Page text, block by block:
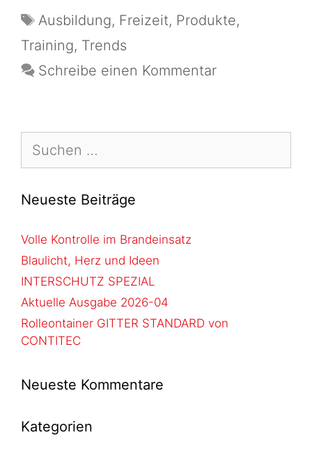
Ausbildung, Freizeit, Produkte,
Training, Trends
Schreibe einen Kommentar
Neueste Beiträge
Volle Kontrolle im Brandeinsatz
Blaulicht, Herz und Ideen
INTERSCHUTZ SPEZIAL
Aktuelle Ausgabe 2026-04
Rolleontainer GITTER STANDARD von
CONTITEC
Neueste Kommentare
Kategorien